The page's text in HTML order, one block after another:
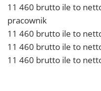
11 460 brutto ile to
pracownik
11 460 brutto ile to
11 460 brutto ile to
11 460 brutto ile to